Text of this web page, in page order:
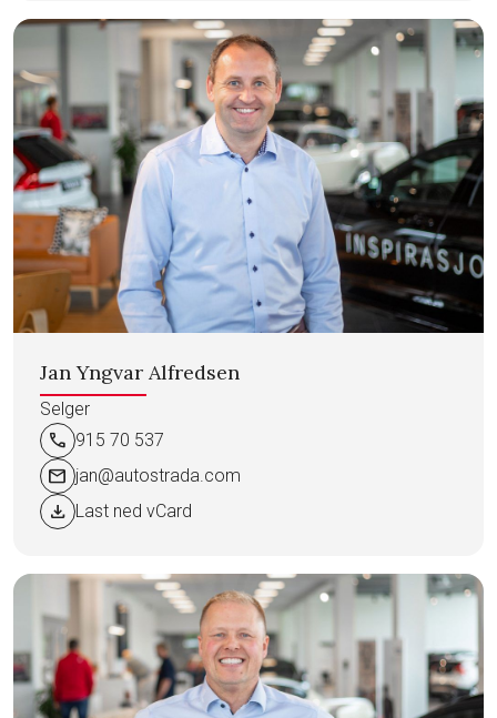
Jan Yngvar Alfredsen
Selger
call 915 70 537
mail jan@autostrada.com
download Last ned vCard